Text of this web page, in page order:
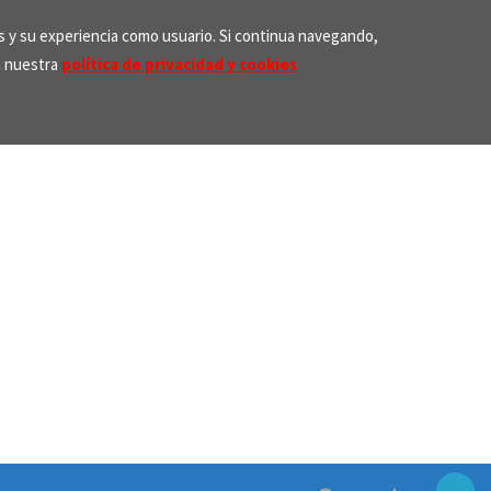
su experiencia como usuario. Si continua navegando,
nuestra política de privacidad y cookies